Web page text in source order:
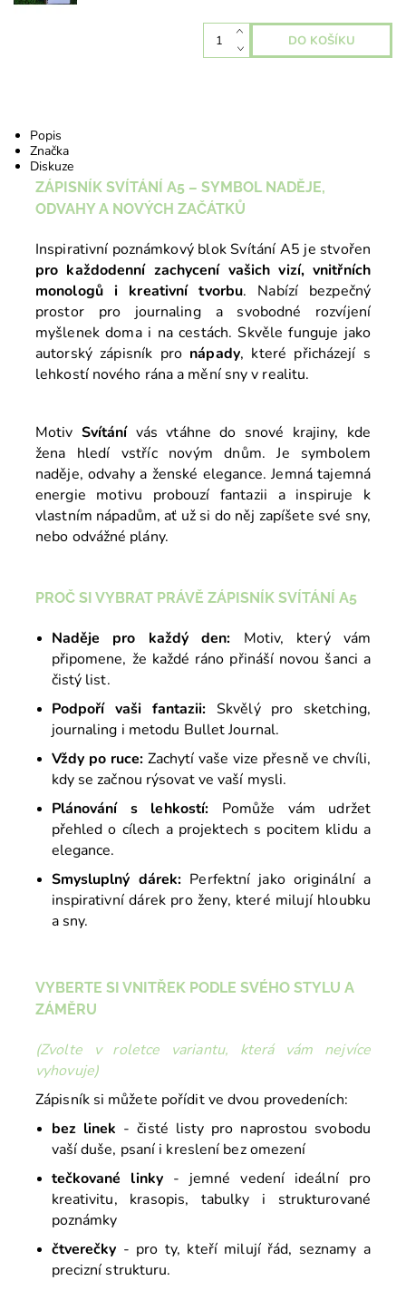
Popis
Značka
Diskuze
ZÁPISNÍK SVÍTÁNÍ A5 – SYMBOL NADĚJE,
ODVAHY A NOVÝCH ZAČÁTKŮ
Inspirativní poznámkový blok Svítání A5 je stvořen
pro každodenní zachycení vašich vizí, vnitřních
monologů i kreativní tvorbu. Nabízí bezpečný
prostor pro journaling a svobodné rozvíjení
myšlenek doma i na cestách. Skvěle funguje jako
autorský zápisník pro nápady, které přicházejí s
lehkostí nového rána a mění sny v realitu.
Motiv Svítánívás vtáhne do snové krajiny, kde
žena hledí vstříc novým dnům. Je symbolem
naděje, odvahy a ženské elegance. Jemná tajemná
energie motivu probouzí fantazii a inspiruje k
vlastním nápadům, ať už si do něj zapíšete své sny,
nebo odvážné plány.
PROČ SI VYBRAT PRÁVĚ ZÁPISNÍK SVÍTÁNÍ A5
Naděje pro každý den: Motiv, který vám
připomene, že každé ráno přináší novou šanci a
čistý list.
Podpoří vaši fantazii: Skvělý pro sketching,
journaling i metodu Bullet Journal.
Vždy po ruce: Zachytí vaše vize přesně ve chvíli,
kdy se začnou rýsovat ve vaší mysli.
Plánování s lehkostí: Pomůže vám udržet
přehled o cílech a projektech s pocitem klidu a
elegance.
Smysluplný dárek: Perfektní jako originální a
inspirativní dárek pro ženy, které milují hloubku
a sny.
VYBERTE SI VNITŘEK PODLE SVÉHO STYLU A
ZÁMĚRU
(Zvolte v roletce variantu, která vám nejvíce
vyhovuje)
Zápisník si můžete pořídit ve dvou provedeních:
bez linek - čisté listy pro naprostou svobodu
vaší duše, psaní i kreslení bez omezení
tečkované linky- jemné vedení ideální pro
kreativitu, krasopis, tabulky i strukturované
poznámky
čtverečky - pro ty, kteří milují řád, seznamy a
precizní strukturu.